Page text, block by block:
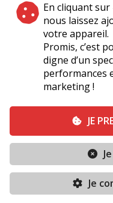
En cliquant sur
nous laissez
votre appareil.
Promis, c’est
digne d’un
performances
marketing !
JE
Je
Plan du site A
Mentions
Conditions
Conditions